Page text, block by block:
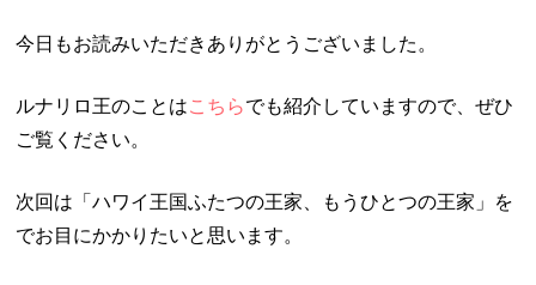
今日もお読みいただきありがとうございました。
ルナリロ王のことはこちらでも紹介していますので、ぜひ
ご覧ください。
次回は「ハワイ王国ふたつの王家、もうひとつの王家」を
でお目にかかりたいと思います。